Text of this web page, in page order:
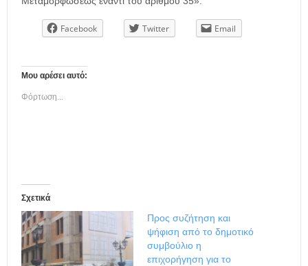
Facebook Twitter Email
Μου αρέσει αυτό:
Φόρτωση...
Σχετικά
Προς συζήτηση και
ψήφιση από το δημοτικό
συμβούλιο η
επιχορήγηση για το